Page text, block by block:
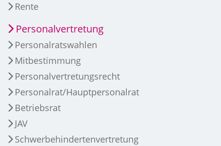
Rente
Personalvertretung
Personalratswahlen
Mitbestimmung
Personalvertretungsrecht
Personalrat/Hauptpersonalrat
Betriebsrat
JAV
Schwerbehindertenvertretung